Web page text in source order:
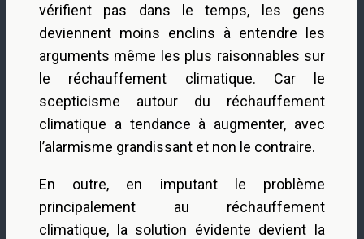
vérifient pas dans le temps, les gens
deviennent moins enclins à entendre les
arguments même les plus raisonnables sur
le réchauffement climatique. Car le
scepticisme autour du réchauffement
climatique a tendance à augmenter, avec
l’alarmisme grandissant et non le contraire.
En outre, en imputant le problème
principalement au réchauffement
climatique, la solution évidente devient la